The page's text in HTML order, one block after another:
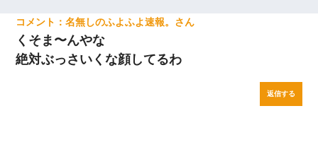
名無しのふよふよ速報。
くそま〜んやな
絶対ぶっさいくな顔してるわ
返信する